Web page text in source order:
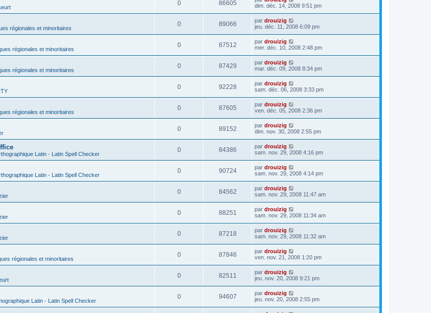
0 86605
dim. déc. 14, 2008 9:51 pm
régionales et minoritaires
0 89066 par drouizig
jeu. déc. 11, 2008 6:09 pm
régionales et minoritaires
0 87512 par drouizig
mer. déc. 10, 2008 2:48 pm
régionales et minoritaires
0 87429 par drouizig
mar. déc. 09, 2008 8:34 pm
0 92228 par drouizig
sam. déc. 06, 2008 3:33 pm
régionales et minoritaires
0 87605 par drouizig
ven. déc. 05, 2008 2:36 pm
0 89152 par drouizig
dim. nov. 30, 2008 2:55 pm
Latin - Latin Spell Checker
0 84386 par drouizig
sam. nov. 29, 2008 4:16 pm
Latin - Latin Spell Checker
0 90724 par drouizig
sam. nov. 29, 2008 4:14 pm
0 84562 par drouizig
sam. nov. 29, 2008 11:47 am
0 88251 par drouizig
sam. nov. 29, 2008 11:34 am
0 87218 par drouizig
sam. nov. 29, 2008 11:32 am
régionales et minoritaires
0 87846 par drouizig
ven. nov. 21, 2008 1:20 pm
0 82511 par drouizig
jeu. nov. 20, 2008 9:21 pm
Latin - Latin Spell Checker
0 94607 par drouizig
jeu. nov. 20, 2008 2:55 pm